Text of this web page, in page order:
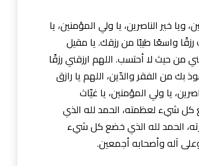
ويا خير الناصرين، يا ولي المؤمنين، يا
رزقًا واسعًا طيبًا من رزقك. يا مقيل
من حيث لا أحتسب. اللهم ارزقني رزقًا
بك من الفقر والدّين، اللهم يا رازق
يا ولي المؤمنين، يا غيّاث
كل شيء لعظمته، الحمد لله الذي
الحمد لله الذي خضع كل شيء
آله وأصحابه أجمعين.